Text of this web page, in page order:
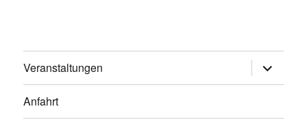
Veranstaltungen
öffnen
Anfahrt